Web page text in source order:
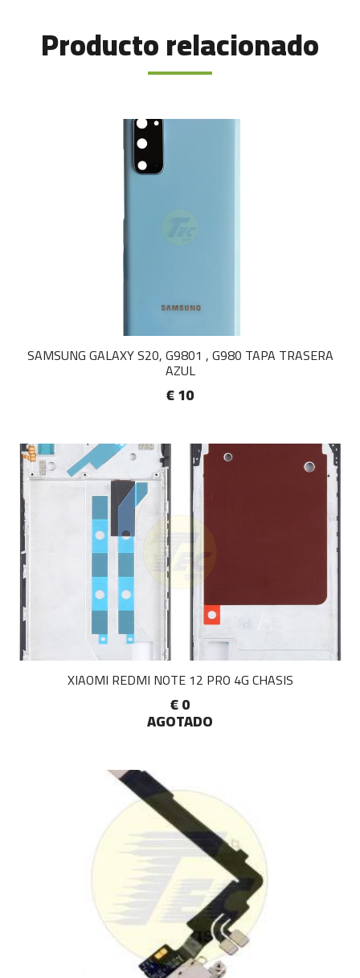
Producto relacionado
SAMSUNG GALAXY S20, G9801 , G980 TAPA TRASERA
AZUL
€ 10
XIAOMI REDMI NOTE 12 PRO 4G CHASIS
€ 0
AGOTADO